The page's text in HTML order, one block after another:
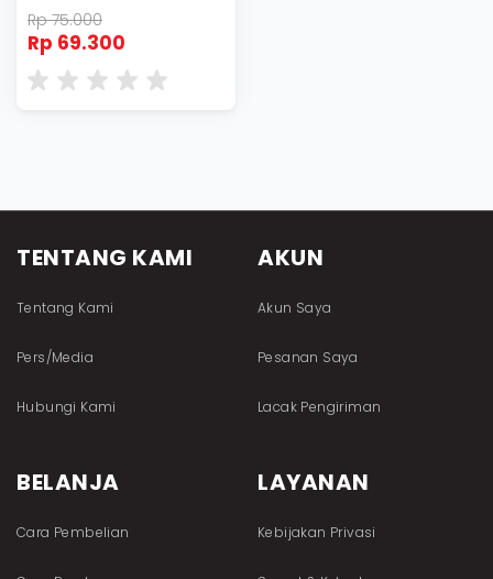
Rp 75.000
Rp 69.300
TENTANG KAMI
Tentang Kami
Pers/Media
Hubungi Kami
AKUN
Akun Saya
Pesanan Saya
Lacak Pengiriman
BELANJA
Cara Pembelian
LAYANAN
Kebijakan Privasi